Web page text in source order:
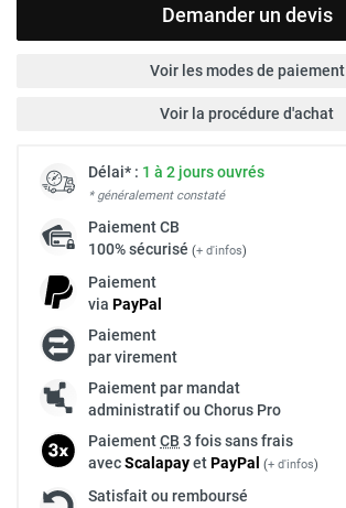
Demander un devis
Voir les modes de paiement
Voir la procédure d'achat
Délai* : 1 à 2 jours ouvrés
* généralement constaté
PaiementCB
100% sécurisé (+ d'infos)
Paiement
via PayPal
Paiement
par virement
Paiement par mandat
administratif ou Chorus Pro
PaiementCB 3 fois sans frais
avecScalapayetPayPal (+ d'infos)
Satisfait ou remboursé